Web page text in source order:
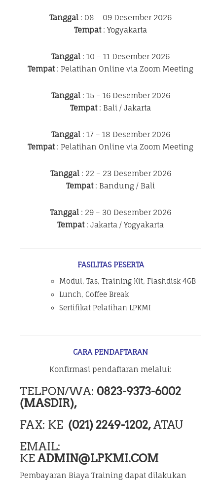
Tanggal : 08 – 09 Desember 2026
Tempat: Yogyakarta
Tanggal : 10 – 11 Desember 2026
Tempat: Pelatihan Online via Zoom Meeting
Tanggal: 15 – 16 Desember 2026
Tempat: Bali / Jakarta
Tanggal: 17 – 18 Desember 2026
Tempat: Pelatihan Online via Zoom Meeting
Tanggal: 22 – 23 Desember 2026
Tempat: Bandung / Bali
Tanggal : 29 – 30 Desember 2026
Tempat: Jakarta / Yogyakarta
FASILITAS PESERTA
Modul, Tas, Training Kit, Flashdisk 4GB
Lunch, Coffee Break
Sertifikat Pelatihan LPKMI
CARA PENDAFTARAN
Konfirmasi pendaftaran melalui:
TELPON/WA: 0823-9373-6002
(MASDIR),
FAX: KE (021) 2249-1202,ATAU
EMAIL:
KEADMIN@LPKMI.COM
Pembayaran Biaya Training dapat dilakukan